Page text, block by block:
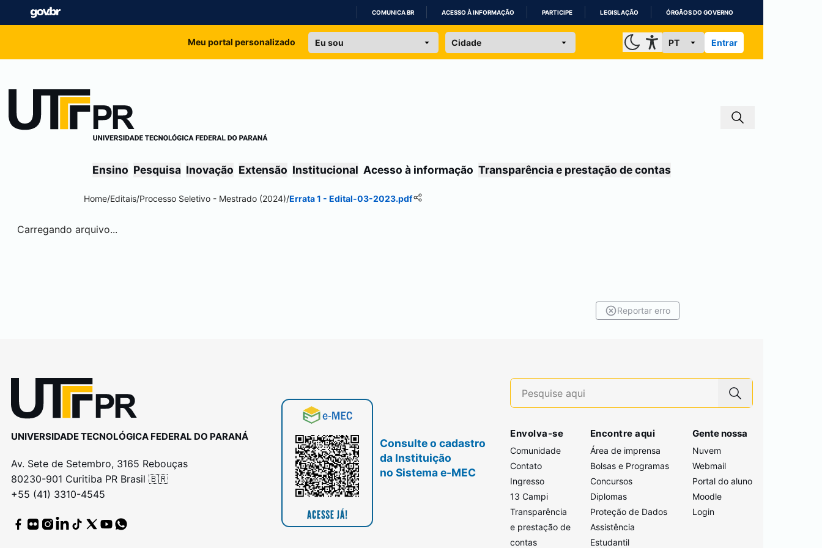
IR
COMUNICA BR ACESSO À INFORMAÇÃO PARTICIPE LEGISLAÇÃO ÓRGÃOS DO GOVERNO
Meu portal personalizado Entrar
Ensino Pesquisa Inovação Extensão Institucional Acesso à informação Transparência e prestação de contas
Home/Editais/Processo Seletivo - Mestrado (2024)/Errata 1 - Edital-03-2023.pdf
Carregando arquivo...
Reportar erro
UNIVERSIDADE TECNOLÓGICA FEDERAL DO PARANÁ
Av. Sete de Setembro, 3165 Rebouças
80230-901 Curitiba PR Brasil 🇧🇷
+55 (41) 3310-4545
Consulte o cadastro
da Instituição
no Sistema e-MEC
Envolva-se
Comunidade
Contato
Ingresso
13 Campi
Transparência
e prestação de
contas
Encontre aqui
Área de imprensa
Bolsas e Programas
Concursos
Diplomas
Proteção de Dados
Assistência
Estudantil
Gente nossa
Nuvem
Webmail
Portal do aluno
Moodle
Login